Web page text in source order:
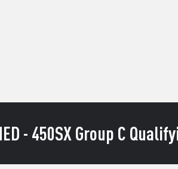
- 450SX Group C